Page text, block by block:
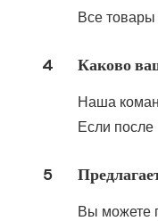
Все
4 Каково
Наша
Если
5
Вы можете